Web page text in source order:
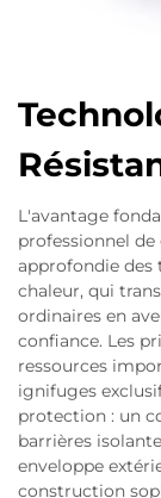
L'avantage
professionnel
approfondie des
chaleur, qui
ordinaires en
confiance. Les
ressources
ignifuges
protection : un
barrières
enveloppe
construction